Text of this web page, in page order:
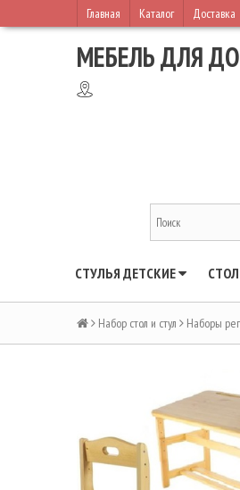
Главная Каталог Доставка
МЕБЕЛЬ ДЛЯ
СТУЛЬЯ ДЕТСКИЕ
Набор стол и стул Наборы